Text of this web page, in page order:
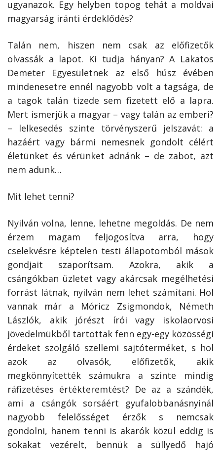
ugyanazok. Egy helyben topog tehát a moldvai
magyarság iránti érdeklődés?
Talán nem, hiszen nem csak az előfizetők
olvassák a lapot. Ki tudja hányan? A Lakatos
Demeter Egyesületnek az első húsz évében
mindenesetre ennél nagyobb volt a tagsága, de
a tagok talán tizede sem fizetett elő a lapra.
Mert ismerjük a magyar – vagy talán az emberi?
– lelkesedés szinte törvényszerű jelszavát: a
hazáért vagy bármi nemesnek gondolt célért
életünket és vérünket adnánk – de zabot, azt
nem adunk…
Mit lehet tenni?
Nyilván volna, lenne, lehetne megoldás. De nem
érzem magam feljogosítva arra, hogy
cselekvésre képtelen testi állapotomból mások
gondjait szaporítsam. Azokra, akik a
csángókban üzletet vagy akárcsak megélhetési
forrást látnak, nyilván nem lehet számítani. Hol
vannak már a Móricz Zsigmondok, Né­meth
Lászlók, akik jórészt írói vagy iskolaorvosi
jövedelmükből tartottak fenn egy-egy közösségi
érdeket szolgáló szellemi sajtóterméket, s hol
azok az olvasók, előfizetők, akik
megkönnyítették számukra a szinte mindig
ráfizetéses értékteremtést? De az a szándék,
ami a csángók sorsáért gyufalobbanásnyinál
nagyobb felelősséget érzők s nemcsak
gondolni, hanem tenni is akarók közül eddig is
sokakat vezérelt, bennük a süllyedő hajó